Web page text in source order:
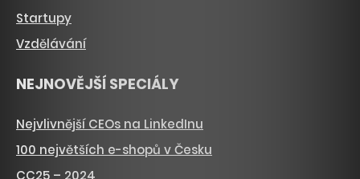
Startupy
Vzdělávání
NEJNOVĚJŠÍ SPECIÁLY
Nejvlivnější CEOs na LinkedInu
100 největších e-shopů v Česku
CC25 – 2024